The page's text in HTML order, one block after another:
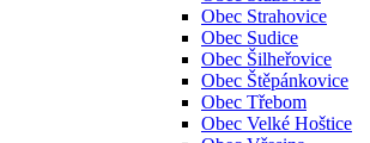
Obec Strahovice
Obec Sudice
Obec Šilheřovice
Obec Štěpánkovice
Obec Třebom
Obec Velké Hoštice